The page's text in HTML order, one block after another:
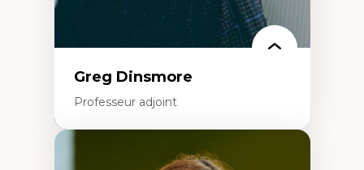
Greg Dinsmore
Professeur adjoint